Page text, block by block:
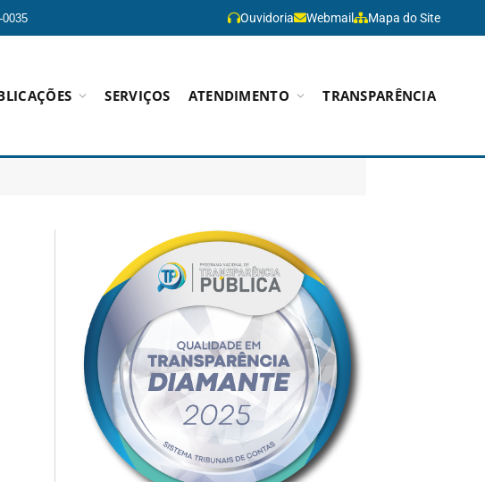
0035 Ouvidoria Webmail Mapa do Site
SERVIÇOS ATENDIMENTO TRANSPARÊNCIA